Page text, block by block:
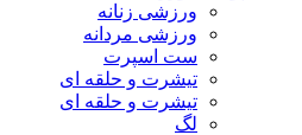
ورزشی زنانه
ورزشی مردانه
ست اسپرت
تیشرت و حلقه ای
تیشرت و حلقه ای
لگ